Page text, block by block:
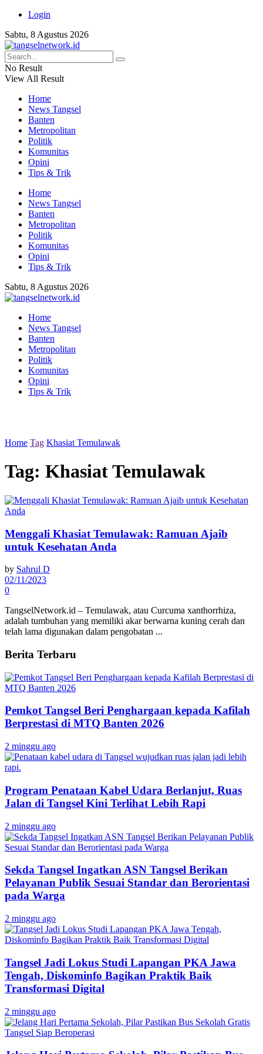
Login
Sabtu, 8 Agustus 2026
No Result
View All Result
Home
News Tangsel
Banten
Metropolitan
Politik
Komunitas
Opini
Tips & Trik
Home
News Tangsel
Banten
Metropolitan
Politik
Komunitas
Opini
Tips & Trik
Sabtu, 8 Agustus 2026
Home
News Tangsel
Banten
Metropolitan
Politik
Komunitas
Opini
Tips & Trik
Home Tag Khasiat Temulawak
Tag: Khasiat Temulawak
Menggali Khasiat Temulawak: Ramuan Ajaib
untuk Kesehatan Anda
by Sahrul D
02/11/2023
0
TangselNetwork.id – Temulawak, atau Curcuma xanthorrhiza,
adalah tumbuhan yang memiliki akar berwarna kuning cerah dan
telah lama digunakan dalam pengobatan ...
Berita Terbaru
Pemkot Tangsel Beri Penghargaan kepada Kafilah
Berprestasi di MTQ Banten 2026
2 minggu ago
Program Penataan Kabel Udara Berlanjut, Ruas
Jalan di Tangsel Kini Terlihat Lebih Rapi
2 minggu ago
Sekda Tangsel Ingatkan ASN Tangsel Berikan
Pelayanan Publik Sesuai Standar dan Berorientasi
pada Warga
2 minggu ago
Tangsel Jadi Lokus Studi Lapangan PKA Jawa
Tengah, Diskominfo Bagikan Praktik Baik
Transformasi Digital
2 minggu ago